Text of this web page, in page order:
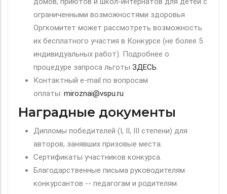
ограниченными возможностями здоровья
Оргкомитет может рассмотреть возможность
их бесплатного участия в Конкурсе (не более 5
индивидуальных работ). Подробнее о
процедуре запроса льготы ЗДЕСЬ.
Контактный e-mail по вопросам
оплаты: miroznai@vspu.ru
Наградные документы
Дипломы победителей (I, II, III степени) для
авторов, занявших призовые места.
Сертификаты участников конкурса.
Благодарственные письма руководителям
конкурсантов -- педагогам и родителям.